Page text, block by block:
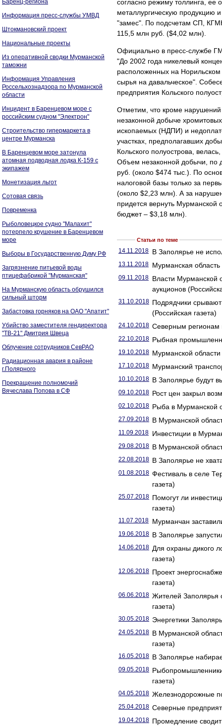
Баренц-региона
Информация пресс-службы УМВД
Штокмановский проект
Национальные проекты
Из оперативной сводки Мурманской
таможни
Информация Управления
Россельхознадзора по Мурманской
области
Инцидент в Баренцевом море с
российским судном "Электрон"
Строительство гипермаркета в
центре Мурманска
В Баренцевом море затонула
атомная подводная лодка К-159 с
экипажем
Монетизация льгот
Сотовая связь
Повременка
Рыболовецкое судно "Малахит"
потерпело крушение в Баренцевом
море
Выборы в Государственную Думу РФ
Загрязнение питьевой воды
птицефабрикой "Мурманская"
На Мурманскую область обрушился
сильный шторм
Забастовка горняков на ОАО "Апатит"
Убийство заместителя гендиректора
"ТВ-21" Дмитрия Швеца
Облучение сотрудников СевРАО
Радиационная авария в районе
г.Полярного
Прекращение полномочий
Вячеслава Попова в СФ
согласно режиму толлинга,
металлургическую продукцию
"замес". По подсчетам СП,
115,5 млн руб. ($4,02 млн).
Официально в пресс-службе
"До 2002 года никелевый
расположенных на
сырья на давальческое".
предприятия Кольского
Отметим, что кроме
незаконной добыче
ископаемых (НДПИ) и
участках, предполагавших
Кольского полуострова,
Объем незаконной добычи, по
руб. (около $474 тыс.). По
налоговой базы только за
(около $2,23 млн). А за
придется вернуть
бюджет – $3,18 млн).
Статьи по теме
14.11.2018 В Заполярье не
13.11.2018 Мурманская
09.11.2018 Власти Мурманской
аукционов
31.10.2018 Подрядчики
(Российская газета)
24.10.2018 Северным регионам
22.10.2018 Рыбная
19.10.2018 Мурманской области
17.10.2018 Мурманский
10.10.2018 В Заполярье будут
09.10.2018 Рост цен закрыл
02.10.2018 Рыба в Мурманской
27.09.2018 В Мурманской
11.09.2018 Инвестиции в
29.08.2018 В Мурманской
22.08.2018 В Заполярье не
01.08.2018 Фестиваль в селе
газета)
25.07.2018 Помогут ли
газета)
11.07.2018 Мурманчан
19.06.2018 В Заполярье
14.06.2018 Для охраны дикого
газета)
12.06.2018 Проект
газета)
06.06.2018 Жителей Заполярья
газета)
30.05.2018 Энергетики
24.05.2018 В Мурманской
газета)
16.05.2018 В Заполярье
09.05.2018 Рыбопромышленники
газета)
04.05.2018 Железнодорожные
25.04.2018 Северные
19.04.2018 Промедление